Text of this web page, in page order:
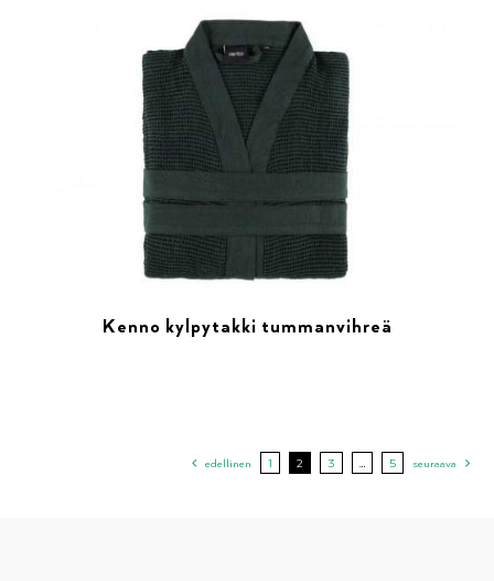
Kenno kylpytakki tummanvihreä
edellinen 1 2 3 … 5 seuraava